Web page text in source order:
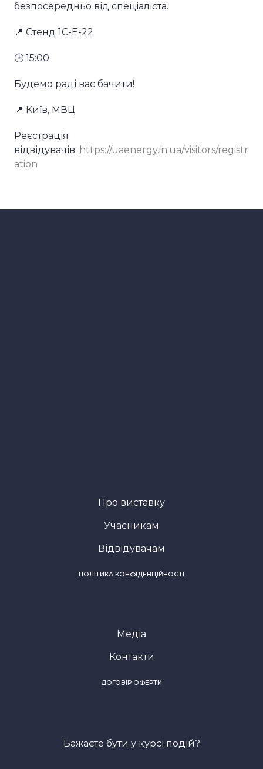
безпосередньо від спеціаліста.
📍 Стенд 1С-Е-22
🕒 15:00
Будемо раді вас бачити!
📍 Київ, МВЦ
Реєстрація
відвідувачів: https://uaenergy.in.ua/visitors/registr
ation
Про виставку
Учасникам
Відвідувачам
ПОЛІТИКА КОНФІДЕНЦІЙНОСТІ
Медіа
Контакти
ДОГОВІР ОФЕРТИ
Бажаєте бути у курсі подій?